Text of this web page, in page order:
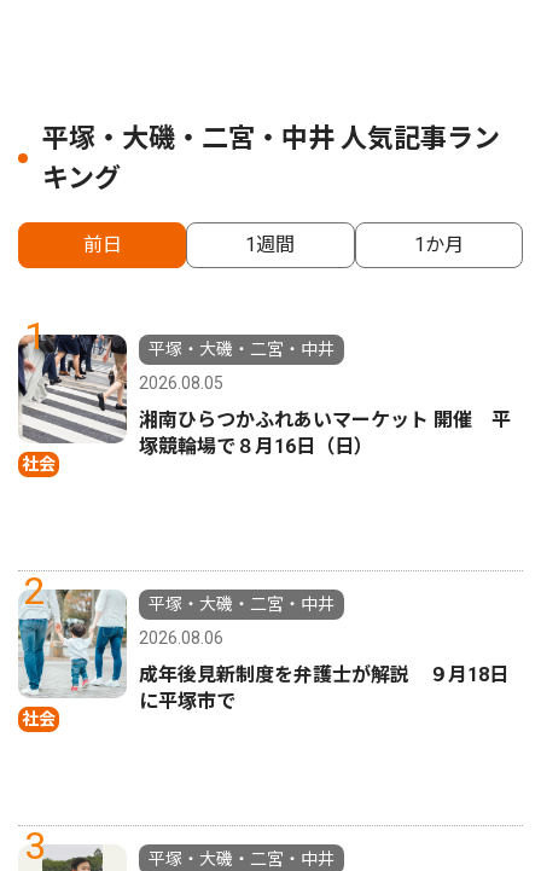
平塚・大磯・二宮・中井 人気記事ラン
キング
前日 1週間 1か月
1
社会
平塚・大磯・二宮・中井
2026.08.05
湘南ひらつかふれあいマーケット 開催 平
塚競輪場で８月16日（日）
2
社会
平塚・大磯・二宮・中井
2026.08.06
成年後見新制度を弁護士が解説 ９月18日
に平塚市で
3
平塚・大磯・二宮・中井